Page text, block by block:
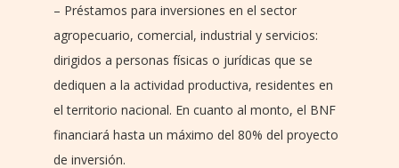
– Préstamos para inversiones en el sector
agropecuario, comercial, industrial y servicios:
dirigidos a personas físicas o jurídicas que se
dediquen a la actividad productiva, residentes en
el territorio nacional. En cuanto al monto, el BNF
financiará hasta un máximo del 80% del proyecto
de inversión.